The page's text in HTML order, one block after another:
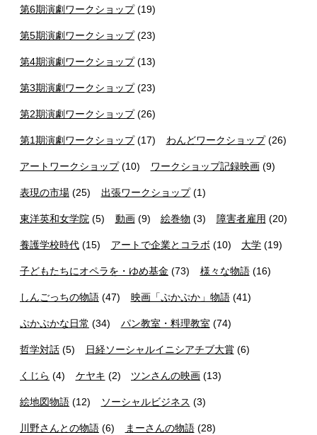
第6期演劇ワークショップ(19)
第5期演劇ワークショップ(23)
第4期演劇ワークショップ(13)
第3期演劇ワークショップ(23)
第2期演劇ワークショップ(26)
第1期演劇ワークショップ(17) わんどワークショップ(26)
アートワークショップ(10) ワークショップ記録映画(9)
表現の市場 (25) 出張ワークショップ(1)
東洋英和女学院 (5) 動画(9) 絵巻物 (3) 障害者雇用 (20)
養護学校時代 (15) アートで企業とコラボ (10) 大学 (19)
子どもたちにオペラを・ゆめ基金 (73) 様々な物語(16)
しんごっちの物語 (47) 映画「ぷかぷか」物語(41)
ぷかぷかな日常 (34) パン教室・料理教室 (74)
哲学対話 (5) 日経ソーシャルイニシアチブ大賞(6)
くじら (4) ケヤキ (2) ツンさんの映画 (13)
絵地図物語 (12) ソーシャルビジネス (3)
川野さんとの物語 (6) まーさんの物語(28)